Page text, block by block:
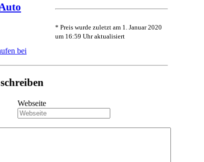
bei
* Preis wurde zuletzt am 1. Januar 2020
um 16:59 Uhr aktualisiert
Webseite